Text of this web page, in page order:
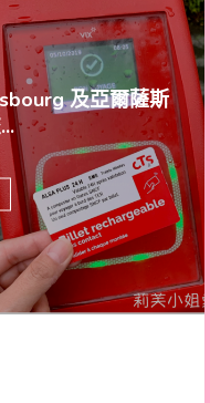
及亞爾薩斯
國旅遊] 巴黎聖母院
觀/付費